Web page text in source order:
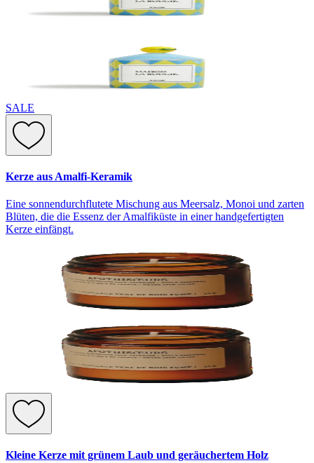
SALE
Kerze aus Amalfi-Keramik
Eine sonnendurchflutete Mischung aus Meersalz, Monoi und zarten
Blüten, die die Essenz der Amalfiküste in einer handgefertigten
Kerze einfängt.
Kleine Kerze mit grünem Laub und geräuchertem Holz